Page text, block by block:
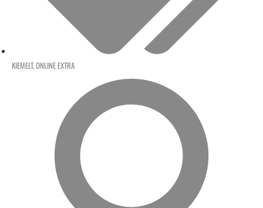
KIEMELT,ONLINE EXTRA